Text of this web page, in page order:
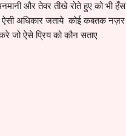
और तेवर तीखे रोते हुए को भी
ऐसी अधिकार जताये कोई कबतक
जो ऐसे प्रिय को कौन सताए